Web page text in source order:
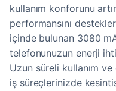
kullanım konforunu
performansını
içinde bulunan 3080
telefonunuzun enerji
Uzun süreli kullanım
iş süreçlerinizde